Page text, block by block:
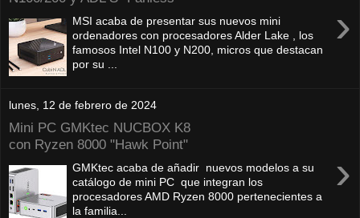
›
MSI acaba de presentar sus nuevos mini
ordenadores con procesadores Alder Lake , los
famosos Intel N100 y N200, micros que destacan
por su ...
lunes, 12 de febrero de 2024
Mini PC GMKtec NUCBOX K8
con Ryzen 8000 "Hawk Point"
›
GMKtec acaba de añadir nuevos modelos a su
catálogo de mini PC que integran los
procesadores AMD Ryzen 8000 pertenecientes a
la familia...